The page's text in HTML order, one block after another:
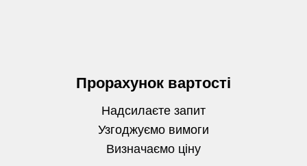
Прорахунок вартості
Надсилаєте запит
Узгоджуємо вимоги
Визначаємо ціну